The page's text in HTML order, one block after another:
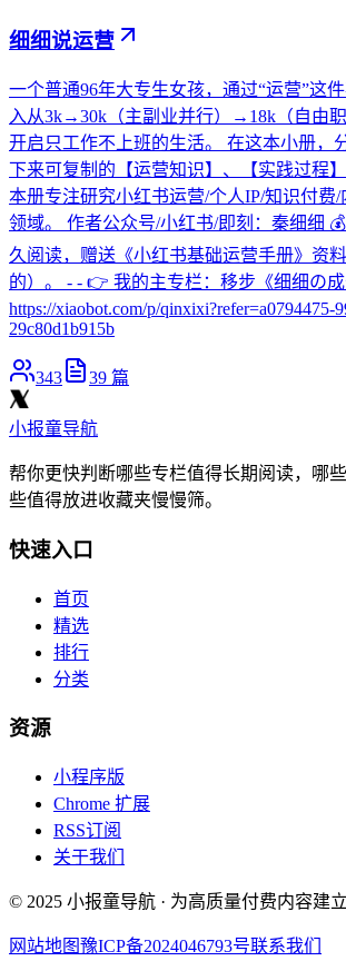
细细说运营
一个普通96年大专生女孩，通过“运营”这
入从3k→30k（主副业并行）→18k（自由
开启只工作不上班的生活。 在这本小册，
下来可复制的【运营知识】、【实践过程
本册专注研究小红书运营/个人IP/知识付费
领域。 作者公众号/小红书/即刻：秦细细
久阅读，赠送《小红书基础运营手册》资
的）。 - - 👉 我的主专栏：移步《细细の成
https://xiaobot.com/p/qinxixi?refer=a0794475-
29c80d1b915b
343 39 篇
小报童导航
帮你更快判断哪些专栏值得长期阅读，哪
些值得放进收藏夹慢慢筛。
快速入口
首页
精选
排行
分类
资源
小程序版
Chrome 扩展
RSS订阅
关于我们
© 2025 小报童导航 · 为高质量付费内容建
网站地图豫ICP备2024046793号联系我们